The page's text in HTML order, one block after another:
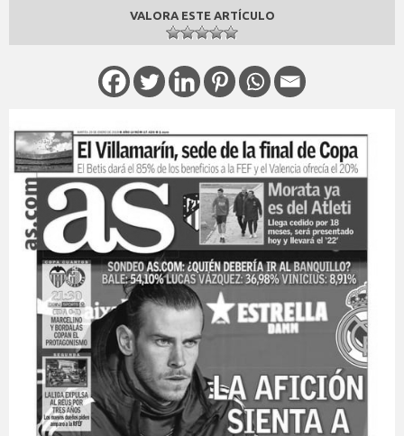
VALORA ESTE ARTÍCULO